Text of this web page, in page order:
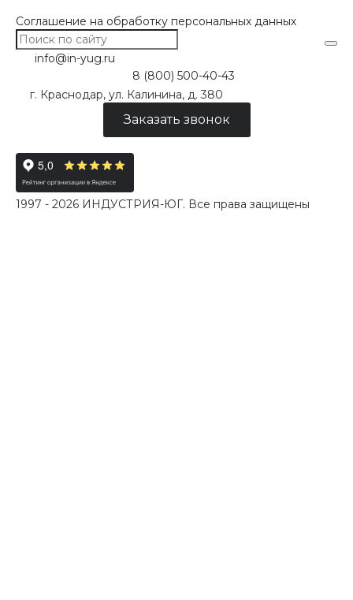
Соглашение на обработку персональных данных
info@in-yug.ru
8 (800) 500-40-43
г. Краснодар, ул. Калинина, д. 380
Заказать звонок
1997 - 2026 ИНДУСТРИЯ-ЮГ. Все права защищены